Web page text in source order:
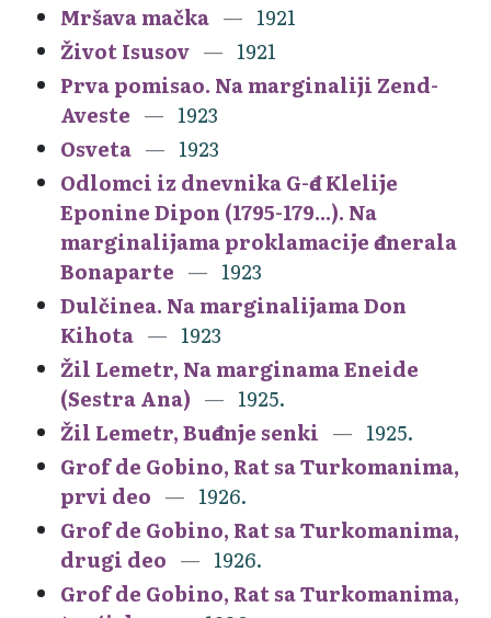
Mršava mačka
1921
Život Isusov
1921
Prva pomisao. Na marginaliji Zend-
Aveste
1923
Osveta
1923
Odlomci iz dnevnika G-đe Klelije
Eponine Dipon (1795-179...). Na
marginalijama proklamacije đenerala
Bonaparte
1923
Dulčinea. Na marginalijama Don
Kihota
1923
Žil Lemetr, Na marginama Eneide
(Sestra Ana)
1925.
Žil Lemetr, Buđenje senki
1925.
Grof de Gobino, Rat sa Turkomanima,
prvi deo
1926.
Grof de Gobino, Rat sa Turkomanima,
drugi deo
1926.
Grof de Gobino, Rat sa Turkomanima,